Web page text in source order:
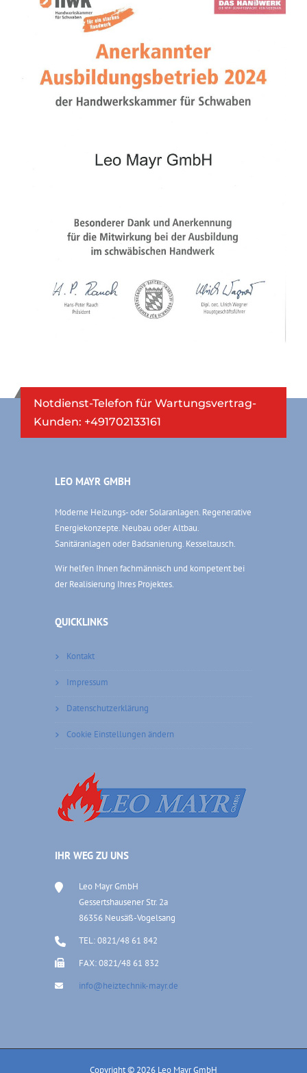
Notdienst-Telefon für Wartungsvertrag-
Kunden: +491702133161
LEO MAYR GMBH
Moderne Heizungs- oder Solaranlagen. Regenerative
Energiekonzepte. Neubau oder Altbau.
Sanitäranlagen oder Badsanierung. Kesseltausch.
Wir helfen Ihnen fachmännisch und kompetent bei
der Realisierung Ihres Projektes.
QUICKLINKS
Kontakt
Impressum
Datenschutzerklärung
Cookie Einstellungen ändern
IHR WEG ZU UNS
Leo Mayr GmbH
Gessertshausener Str. 2a
86356 Neusäß-Vogelsang
TEL: 0821/48 61 842
FAX: 0821/48 61 832
info@heiztechnik-mayr.de
Copyright © 2026 Leo Mayr GmbH